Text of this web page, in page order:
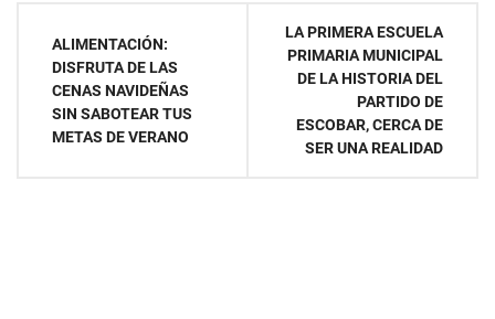
Navegación
entradas
ALIMENTACIÓN:
DISFRUTA DE LAS
CENAS NAVIDEÑAS
SIN SABOTEAR TUS
METAS DE VERANO
LA PRIMERA ESCUELA
PRIMARIA MUNICIPAL
DE LA HISTORIA DEL
PARTIDO DE
ESCOBAR, CERCA DE
SER UNA REALIDAD